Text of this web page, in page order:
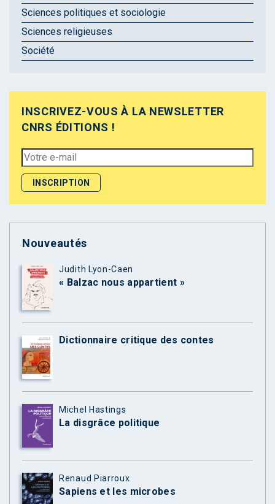
Sciences politiques et sociologie
Sciences religieuses
Société
INSCRIVEZ-VOUS À LA NEWSLETTER
CNRS ÉDITIONS !
Nouveautés
Judith Lyon-Caen
« Balzac nous appartient »
Dictionnaire critique des contes
Michel Hastings
La disgrâce politique
Renaud Piarroux
Sapiens et les microbes